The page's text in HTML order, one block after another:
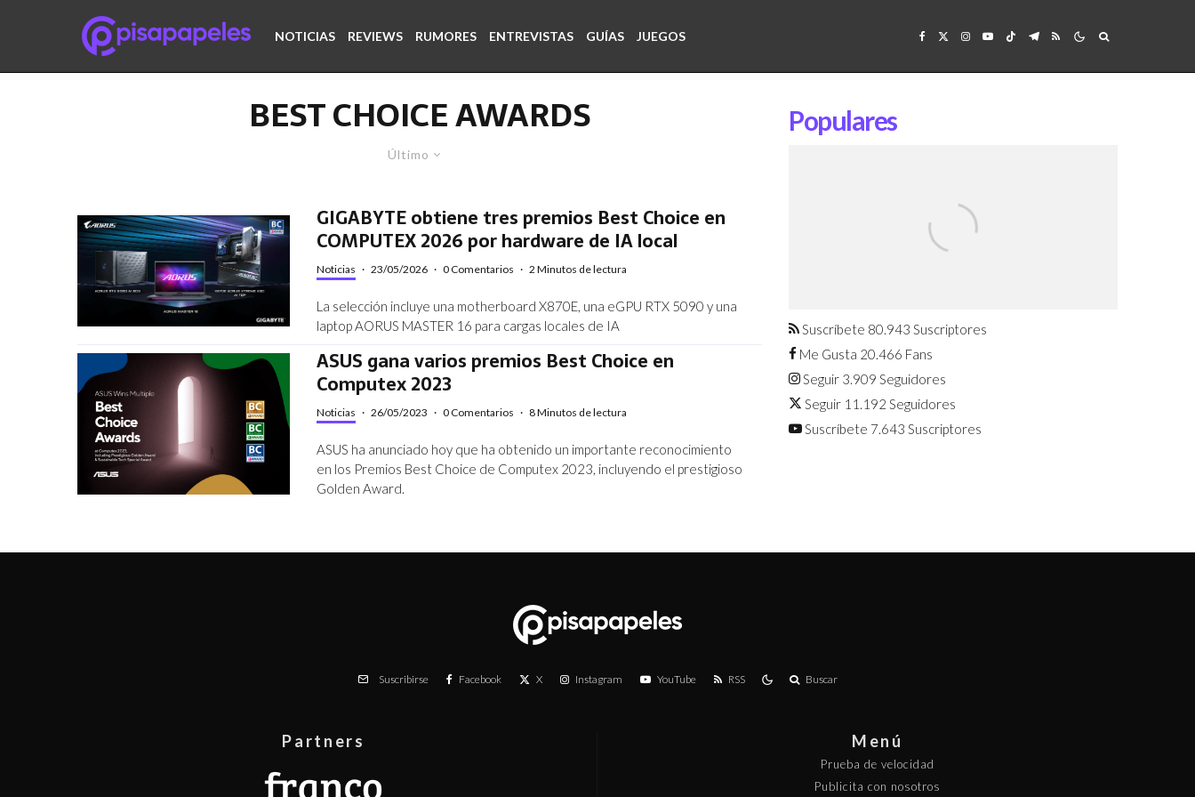
NOTICIAS REVIEWS RUMORES ENTREVISTAS GUÍAS JUEGOS
BEST CHOICE AWARDS
Último
GIGABYTE obtiene tres premios Best Choice en
COMPUTEX 2026 por hardware de IA local
Noticias · 23/05/2026 · 0 Comentarios · 2 Minutos de lectura
La selección incluye una motherboard X870E, una eGPU RTX 5090 y una
laptop AORUS MASTER 16 para cargas locales de IA
ASUS gana varios premios Best Choice en
Computex 2023
Noticias · 26/05/2023 · 0 Comentarios · 8 Minutos de lectura
ASUS ha anunciado hoy que ha obtenido un importante reconocimiento
en los Premios Best Choice de Computex 2023, incluyendo el prestigioso
Golden Award.
Populares
agosto
Suscríbete 80.943 Suscriptores
Me Gusta 20.466 Fans
Seguir 3.909 Seguidores
Seguir 11.192 Seguidores
Suscríbete 7.643 Suscriptores
Suscribirse Facebook X Instagram YouTube RSS Buscar
Partners Menú
Prueba de velocidad
Publicita con nosotros